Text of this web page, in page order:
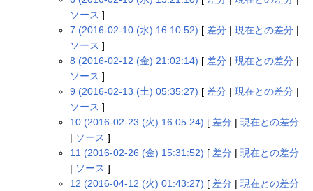
ソース ]
7 (2016-02-10 (水) 16:10:52) [ 差分 | 現在との差分 |
ソース ]
8 (2016-02-12 (金) 21:02:14) [ 差分 | 現在との差分 |
ソース ]
9 (2016-02-13 (土) 05:35:27) [ 差分 | 現在との差分 |
ソース ]
10 (2016-02-23 (火) 16:05:24) [ 差分 | 現在との差分
| ソース ]
11 (2016-02-26 (金) 15:31:52) [ 差分 | 現在との差分
| ソース ]
12 (2016-04-12 (火) 01:43:27) [ 差分 | 現在との差分